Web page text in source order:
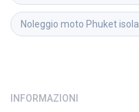
Noleggio moto Phuket isola
INFORMAZIONI